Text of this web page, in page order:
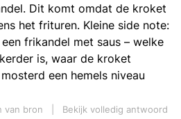
Dit komt omdat de kroket
het frituren. Kleine side note:
frikandel met saus – welke
is, waar de kroket
een hemels niveau
van bron
Bekijk volledig antwoord